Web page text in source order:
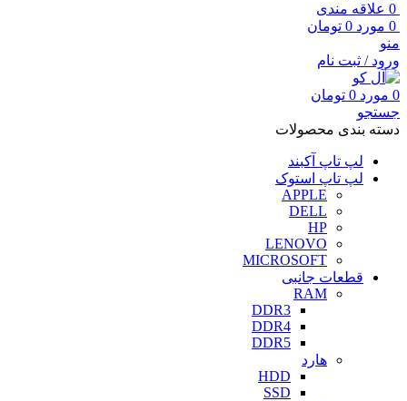
0 علاقه مندی
0 مورد 0 تومان
منو
ورود / ثبت نام
0 مورد 0 تومان
جستجو
دسته بندی محصولات
لپ تاپ آکبند
لپ تاپ استوک
APPLE
DELL
HP
LENOVO
MICROSOFT
قطعات جانبی
RAM
DDR3
DDR4
DDR5
هارد
HDD
SSD